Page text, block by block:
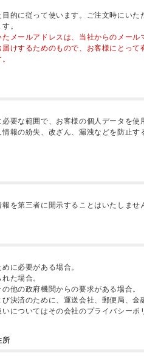
的に従って使います。ご注文時にい
。
メールアドレスは、当社からのメー
けするためのもので、お客様にとっ
要な範囲で、お客様の個人データを
報の紛失、改ざん、漏洩などを防止
を第三者に開示することはいたしませ
に必要がある場合。
た場合。
他の政府機関からの要求がある場合。
決済のために、運送会社、郵便局、
についてはその会社のプライバシー
所